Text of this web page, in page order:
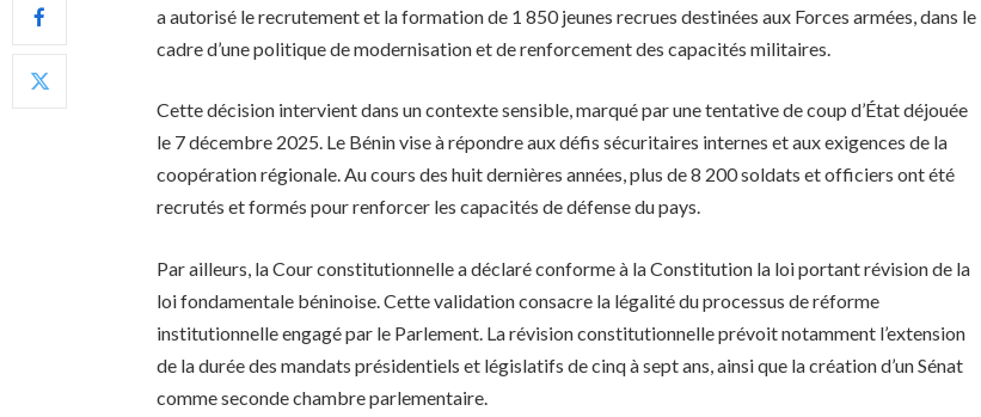
a autorisé le recrutement et la formation de 1 850 jeunes recrues destinées aux Forces armées, dans le
cadre d’une politique de modernisation et de renforcement des capacités militaires.
Cette décision intervient dans un contexte sensible, marqué par une tentative de coup d’État déjouée
le 7 décembre 2025. Le Bénin vise à répondre aux défis sécuritaires internes et aux exigences de la
coopération régionale. Au cours des huit dernières années, plus de 8 200 soldats et officiers ont été
recrutés et formés pour renforcer les capacités de défense du pays.
Par ailleurs, la Cour constitutionnelle a déclaré conforme à la Constitution la loi portant révision de la
loi fondamentale béninoise. Cette validation consacre la légalité du processus de réforme
institutionnelle engagé par le Parlement. La révision constitutionnelle prévoit notamment l’extension
de la durée des mandats présidentiels et législatifs de cinq à sept ans, ainsi que la création d’un Sénat
comme seconde chambre parlementaire.